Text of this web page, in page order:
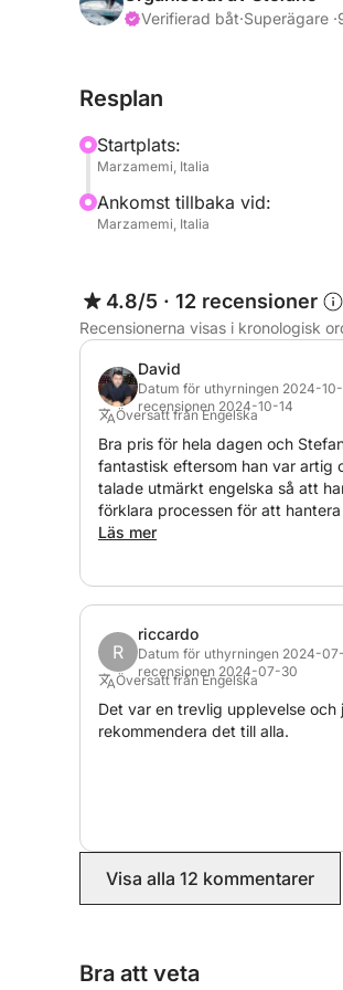
lätt att hantera.
kan köras utan båtkörkort.
Båten är utrustad med följande
– 1 Bluetooth-stereoradio
– 1 markis i rostfritt stål
– 1 länspump
– 1 signalhorn
– 1 4 kg paraplyankare med
– 2 röda handfacklor
– 1 orange flytande röksignal
– 1 1 kg godkänd brandsläckare
– 1 orange flytlina
– 1 livboj
– 1 italiensk handelsflagga
Extra utgifter:
- Skeppare (inklusive
- Bränsle efter förbrukning
- Snorkelutrustning 10 €/dag
- Utrustning för fiskespö 30 €/
Depositionen betalas vid
Verifierad båt·Superägare ·
Resplan
Startplats:
Marzamemi, Italia
Ankomst tillbaka vid:
Marzamemi, Italia
4.8/5 · 12 recensioner
Recensionerna visas i kronologisk
David
Datum för uthyrningen 2024-
recensionen 2024-10-14
Översatt från Engelska
Bra pris för hela dagen och
fantastisk eftersom han var artig
talade utmärkt engelska så att
förklara processen för att
Läs mer
R
riccardo
Datum för uthyrningen 2024-
recensionen 2024-07-30
Översatt från Engelska
Det var en trevlig upplevelse och
rekommendera det till alla.
Visa alla 12 kommentarer
Bra att veta